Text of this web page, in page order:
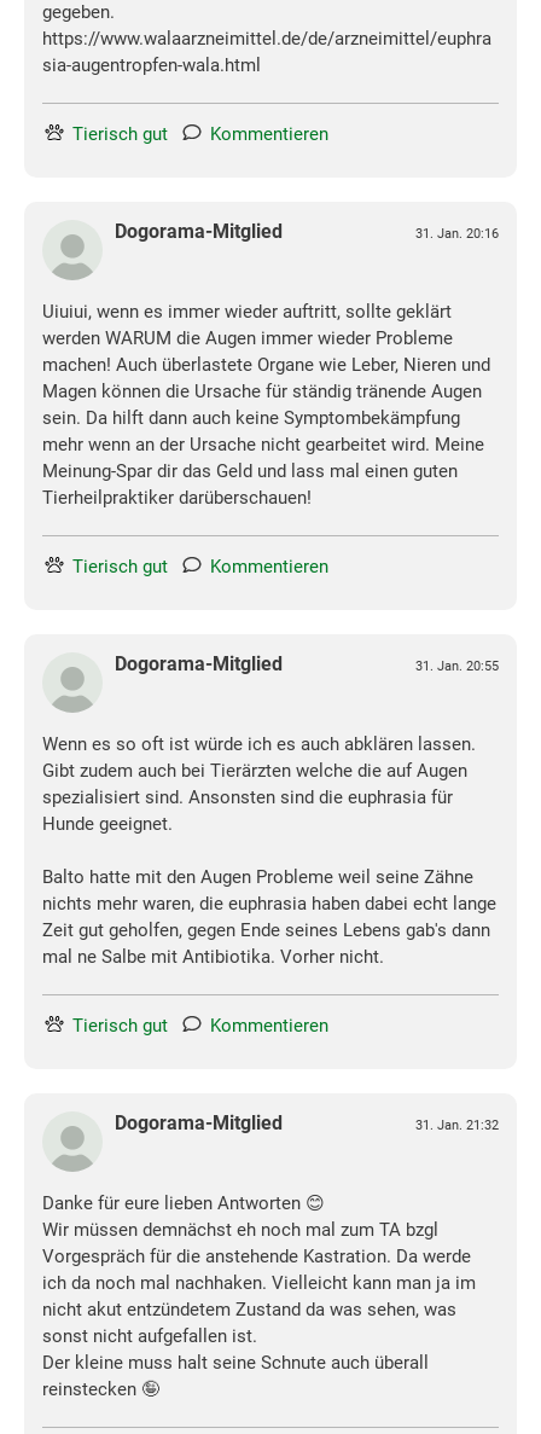
gegeben.
https://www.walaarzneimittel.de/de/arzneimittel/euphra
sia-augentropfen-wala.html
Tierisch gut Kommentieren
Dogorama-Mitglied 31. Jan. 20:16
Uiuiui, wenn es immer wieder auftritt, sollte geklärt
werden WARUM die Augen immer wieder Probleme
machen! Auch überlastete Organe wie Leber, Nieren und
Magen können die Ursache für ständig tränende Augen
sein. Da hilft dann auch keine Symptombekämpfung
mehr wenn an der Ursache nicht gearbeitet wird. Meine
Meinung-Spar dir das Geld und lass mal einen guten
Tierheilpraktiker darüberschauen!
Tierisch gut Kommentieren
Dogorama-Mitglied 31. Jan. 20:55
Wenn es so oft ist würde ich es auch abklären lassen.
Gibt zudem auch bei Tierärzten welche die auf Augen
spezialisiert sind. Ansonsten sind die euphrasia für
Hunde geeignet.
Balto hatte mit den Augen Probleme weil seine Zähne
nichts mehr waren, die euphrasia haben dabei echt lange
Zeit gut geholfen, gegen Ende seines Lebens gab's dann
mal ne Salbe mit Antibiotika. Vorher nicht.
Tierisch gut Kommentieren
Dogorama-Mitglied 31. Jan. 21:32
Danke für eure lieben Antworten 😊
Wir müssen demnächst eh noch mal zum TA bzgl
Vorgespräch für die anstehende Kastration. Da werde
ich da noch mal nachhaken. Vielleicht kann man ja im
nicht akut entzündetem Zustand da was sehen, was
sonst nicht aufgefallen ist.
Der kleine muss halt seine Schnute auch überall
reinstecken 🤪